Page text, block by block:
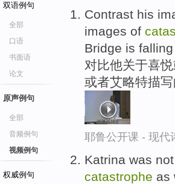
双语例句
全部
口语
书面语
论文
原声例句
全部
音频例句
视频例句
权威例句
Contrast his
images of
Bridge is
对比他关于喜
或者艾略特描写
耶鲁公开课 - 现代
Katrina was
catastrophe as